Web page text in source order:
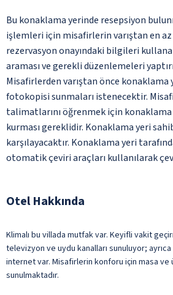
Bu konaklama yerinde resepsiyon
işlemleri için misafirlerin varıştan en az
rezervasyon onayındaki bilgileri
araması ve gerekli düzenlemeleri
Misafirlerden varıştan önce
fotokopisi sunmaları istenecektir.
talimatlarını öğrenmek için
kurması gereklidir. Konaklama yeri
karşılayacaktır. Konaklama yeri
otomatik çeviri araçları kullanılarak
Otel Hakkında
Klimalı bu villada mutfak var. Keyifli vakit
televizyon ve uydu kanalları sunuluyor;
internet var. Misafirlerin konforu için masa ve
sunulmaktadır.